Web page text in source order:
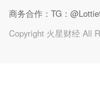
商务合作：TG：
Copyright 火星财经 All